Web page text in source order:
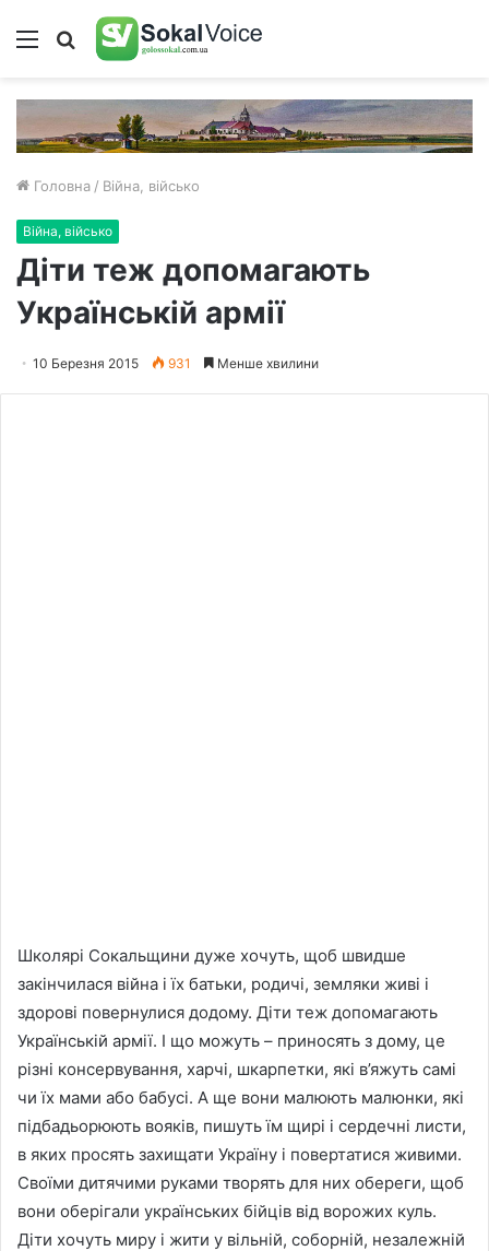
Меню Пошук
Головна / Війна, військо
Війна, військо
Діти теж допомагають
Українській армії
10 Березня 2015 931 Менше хвилини
Школярі Сокальщини дуже хочуть, щоб швидше
закінчилася війна і їх батьки, родичі, земляки живі і
здорові повернулися додому. Діти теж допомагають
Українській армії. І що можуть – приносять з дому, це
різні консервування, харчі, шкарпетки, які в’яжуть самі
чи їх мами або бабусі. А ще вони малюють малюнки, які
підбадьорюють вояків, пишуть їм щирі і сердечні листи,
в яких просять захищати Україну і повертатися живими.
Своїми дитячими руками творять для них обереги, щоб
вони оберігали українських бійців від ворожих куль.
Діти хочуть миру і жити у вільній, соборній, незалежній